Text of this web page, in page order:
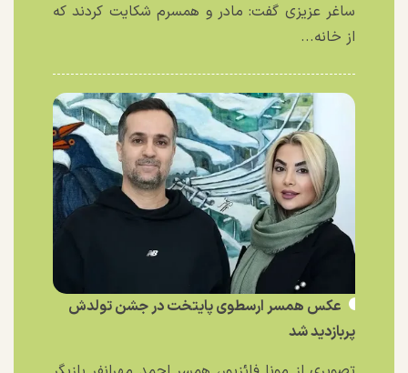
ساغر عزیزی گفت: مادر و همسرم شکایت کردند که
از خانه...
عکس همسر ارسطوی پایتخت در جشن تولدش
پربازدید شد